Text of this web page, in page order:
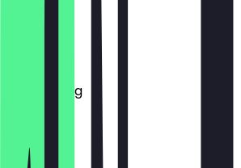
Donnerstag
Sonntag